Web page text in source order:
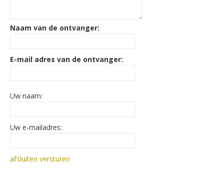
Naam van de ontvanger:
E-mail adres van de ontvanger:
Uw naam:
Uw e-mailadres:
afsluiten versturen